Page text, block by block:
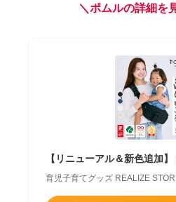
＼ポムルの詳細を
【リニューアル＆新色追加
育児子育てグッズ REALIZE